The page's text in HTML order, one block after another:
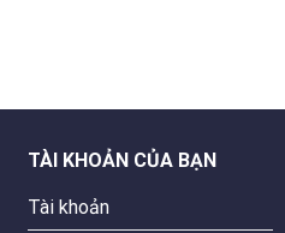
TÀI KHOẢN CỦA BẠN
Tài khoản